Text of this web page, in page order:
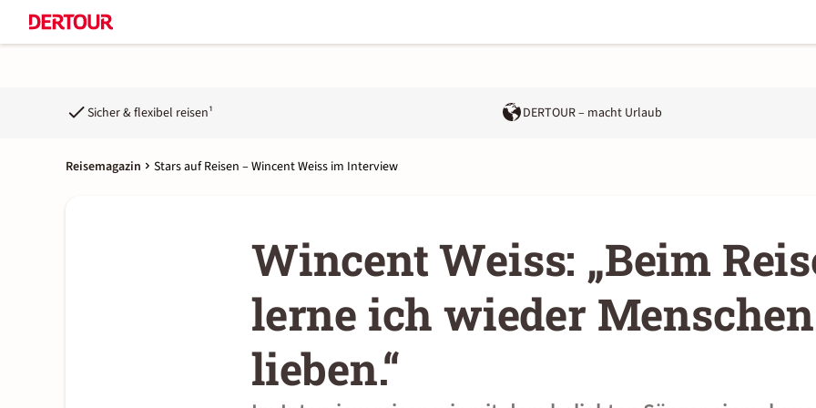
Sicher & flexibel reisen¹ DERTOUR – macht Urlaub
Reisemagazin Stars auf Reisen – Wincent Weiss im Interview
Wincent Weiss: „Beim
lerne ich wieder Menschen
lieben.“